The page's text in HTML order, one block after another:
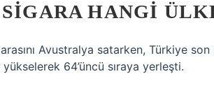
HANGI
Avustralya satarken, Türkiye
64’üncü sıraya yerleşti.